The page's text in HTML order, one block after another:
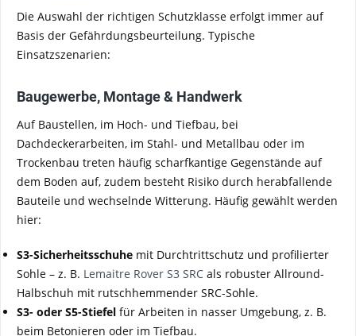
Die Auswahl der richtigen Schutzklasse erfolgt immer auf
Basis der Gefährdungsbeurteilung. Typische
Einsatzszenarien:
Baugewerbe, Montage & Handwerk
Auf Baustellen, im Hoch- und Tiefbau, bei
Dachdeckerarbeiten, im Stahl- und Metallbau oder im
Trockenbau treten häufig scharfkantige Gegenstände auf
dem Boden auf, zudem besteht Risiko durch herabfallende
Bauteile und wechselnde Witterung. Häufig gewählt werden
hier:
S3-Sicherheitsschuhe mit Durchtrittschutz und profilierter
Sohle – z. B. Lemaitre Rover S3 SRC als robuster Allround-
Halbschuh mit rutschhemmender SRC-Sohle.
S3- oder S5-Stiefel für Arbeiten in nasser Umgebung, z. B.
beim Betonieren oder im Tiefbau.